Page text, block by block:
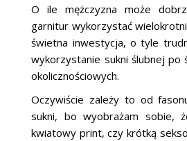
O ile mężczyzna może
garnitur wykorzystać
świetna inwestycja, o tyle
wykorzystanie sukni ślubnej po
okolicznościowych.
Oczywiście zależy to od
sukni, bo wyobrażam sobie,
kwiatowy print, czy krótką